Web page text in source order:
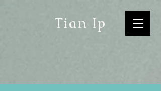
Tian Ip